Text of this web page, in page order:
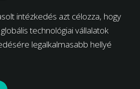
intézkedés azt célozza, hogy
technológiai vállalatok
legalkalmasabb hellyé